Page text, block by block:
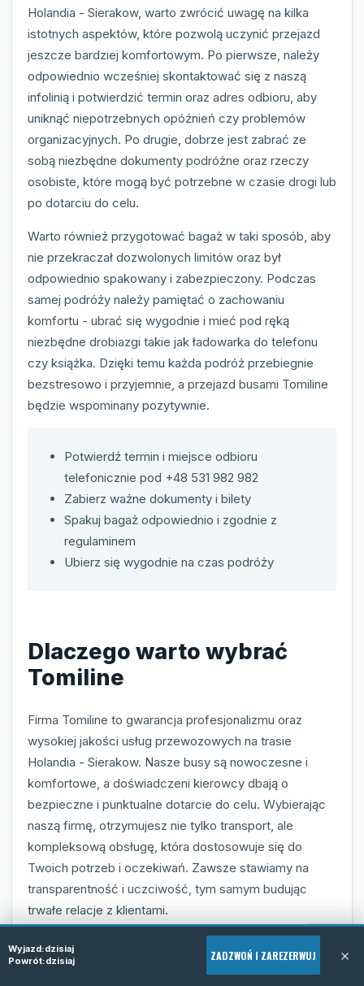
Holandia - Sierakow, warto zwrócić uwagę na kilka
istotnych aspektów, które pozwolą uczynić przejazd
jeszcze bardziej komfortowym. Po pierwsze, należy
odpowiednio wcześniej skontaktować się z naszą
infolinią i potwierdzić termin oraz adres odbioru, aby
uniknąć niepotrzebnych opóźnień czy problemów
organizacyjnych. Po drugie, dobrze jest zabrać ze
sobą niezbędne dokumenty podróżne oraz rzeczy
osobiste, które mogą być potrzebne w czasie drogi lub
po dotarciu do celu.
Warto również przygotować bagaż w taki sposób, aby
nie przekraczał dozwolonych limitów oraz był
odpowiednio spakowany i zabezpieczony. Podczas
samej podróży należy pamiętać o zachowaniu
komfortu - ubrać się wygodnie i mieć pod ręką
niezbędne drobiazgi takie jak ładowarka do telefonu
czy książka. Dzięki temu każda podróż przebiegnie
bezstresowo i przyjemnie, a przejazd busami Tomiline
będzie wspominany pozytywnie.
Potwierdź termin i miejsce odbioru
telefonicznie pod +48 531 982 982
Zabierz ważne dokumenty i bilety
Spakuj bagaż odpowiednio i zgodnie z
regulaminem
Ubierz się wygodnie na czas podróży
Dlaczego warto wybrać
Tomiline
Firma Tomiline to gwarancja profesjonalizmu oraz
wysokiej jakości usług przewozowych na trasie
Holandia - Sierakow. Nasze busy są nowoczesne i
komfortowe, a doświadczeni kierowcy dbają o
bezpieczne i punktualne dotarcie do celu. Wybierając
naszą firmę, otrzymujesz nie tylko transport, ale
kompleksową obsługę, która dostosowuje się do
Twoich potrzeb i oczekiwań. Zawsze stawiamy na
transparentność i uczciwość, tym samym budując
trwałe relacje z klientami.
Dodatkowo, Tomiline charakteryzuje się
elastycznością - pozwalamy na dopasowanie terminów
Wyjazd:dzisiaj
Powrót:dzisiaj ZADZWOŃ I ZAREZERWUJ ×